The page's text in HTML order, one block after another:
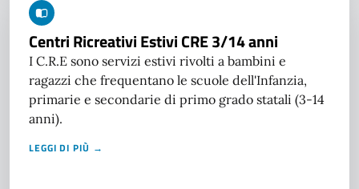
Centri Ricreativi Estivi CRE 3/14 anni
I C.R.E sono servizi estivi rivolti a bambini e
ragazzi che frequentano le scuole dell'Infanzia,
primarie e secondarie di primo grado statali (3-14
anni).
LEGGI DI PIÙ →